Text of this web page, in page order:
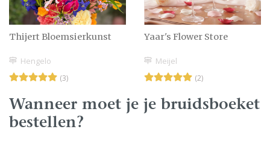
Thijert Bloemsierkunst
Hengelo
(3)
Yaar's Flower Store
Meijel
(2)
Wanneer moet je je bruidsboeket
bestellen?